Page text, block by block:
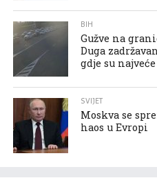
BIH
Gužve na
Duga
gdje su
SVIJET
Moskva se
haos u Evropi